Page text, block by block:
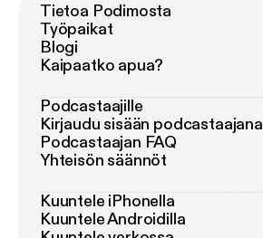
Tietoa Podimosta
Työpaikat
Blogi
Kaipaatko apua?
Podcastaajille
Kirjaudu sisään podcastaajana
Podcastaajan FAQ
Yhteisön säännöt
Kuuntele iPhonella
Kuuntele Androidilla